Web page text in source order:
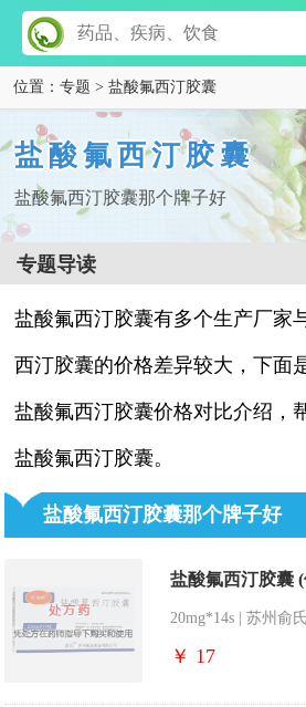
位置： 专题 > 盐酸氟西汀胶囊
盐酸氟西汀胶囊
盐酸氟西汀胶囊那个牌子好
专题导读
盐酸氟西汀胶囊有多个生产厂家
西汀胶囊的价格差异较大，下面
盐酸氟西汀胶囊价格对比介绍，
盐酸氟西汀胶囊。
盐酸氟西汀胶囊那个牌子好
盐酸氟西汀胶囊
20mg*14s | 苏州俞
￥ 17